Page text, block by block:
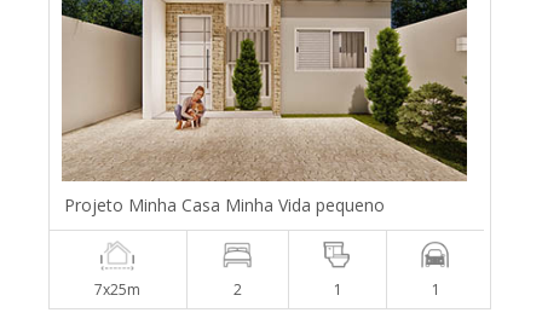
Projeto Minha Casa Minha Vida pequeno
7x25m 2 1 1